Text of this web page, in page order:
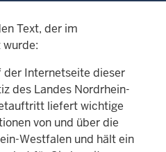
Text, der im
der Internetseite dieser
des Landes Nordrhein-
liefert wichtige
von und über die
Westfalen und hält ein